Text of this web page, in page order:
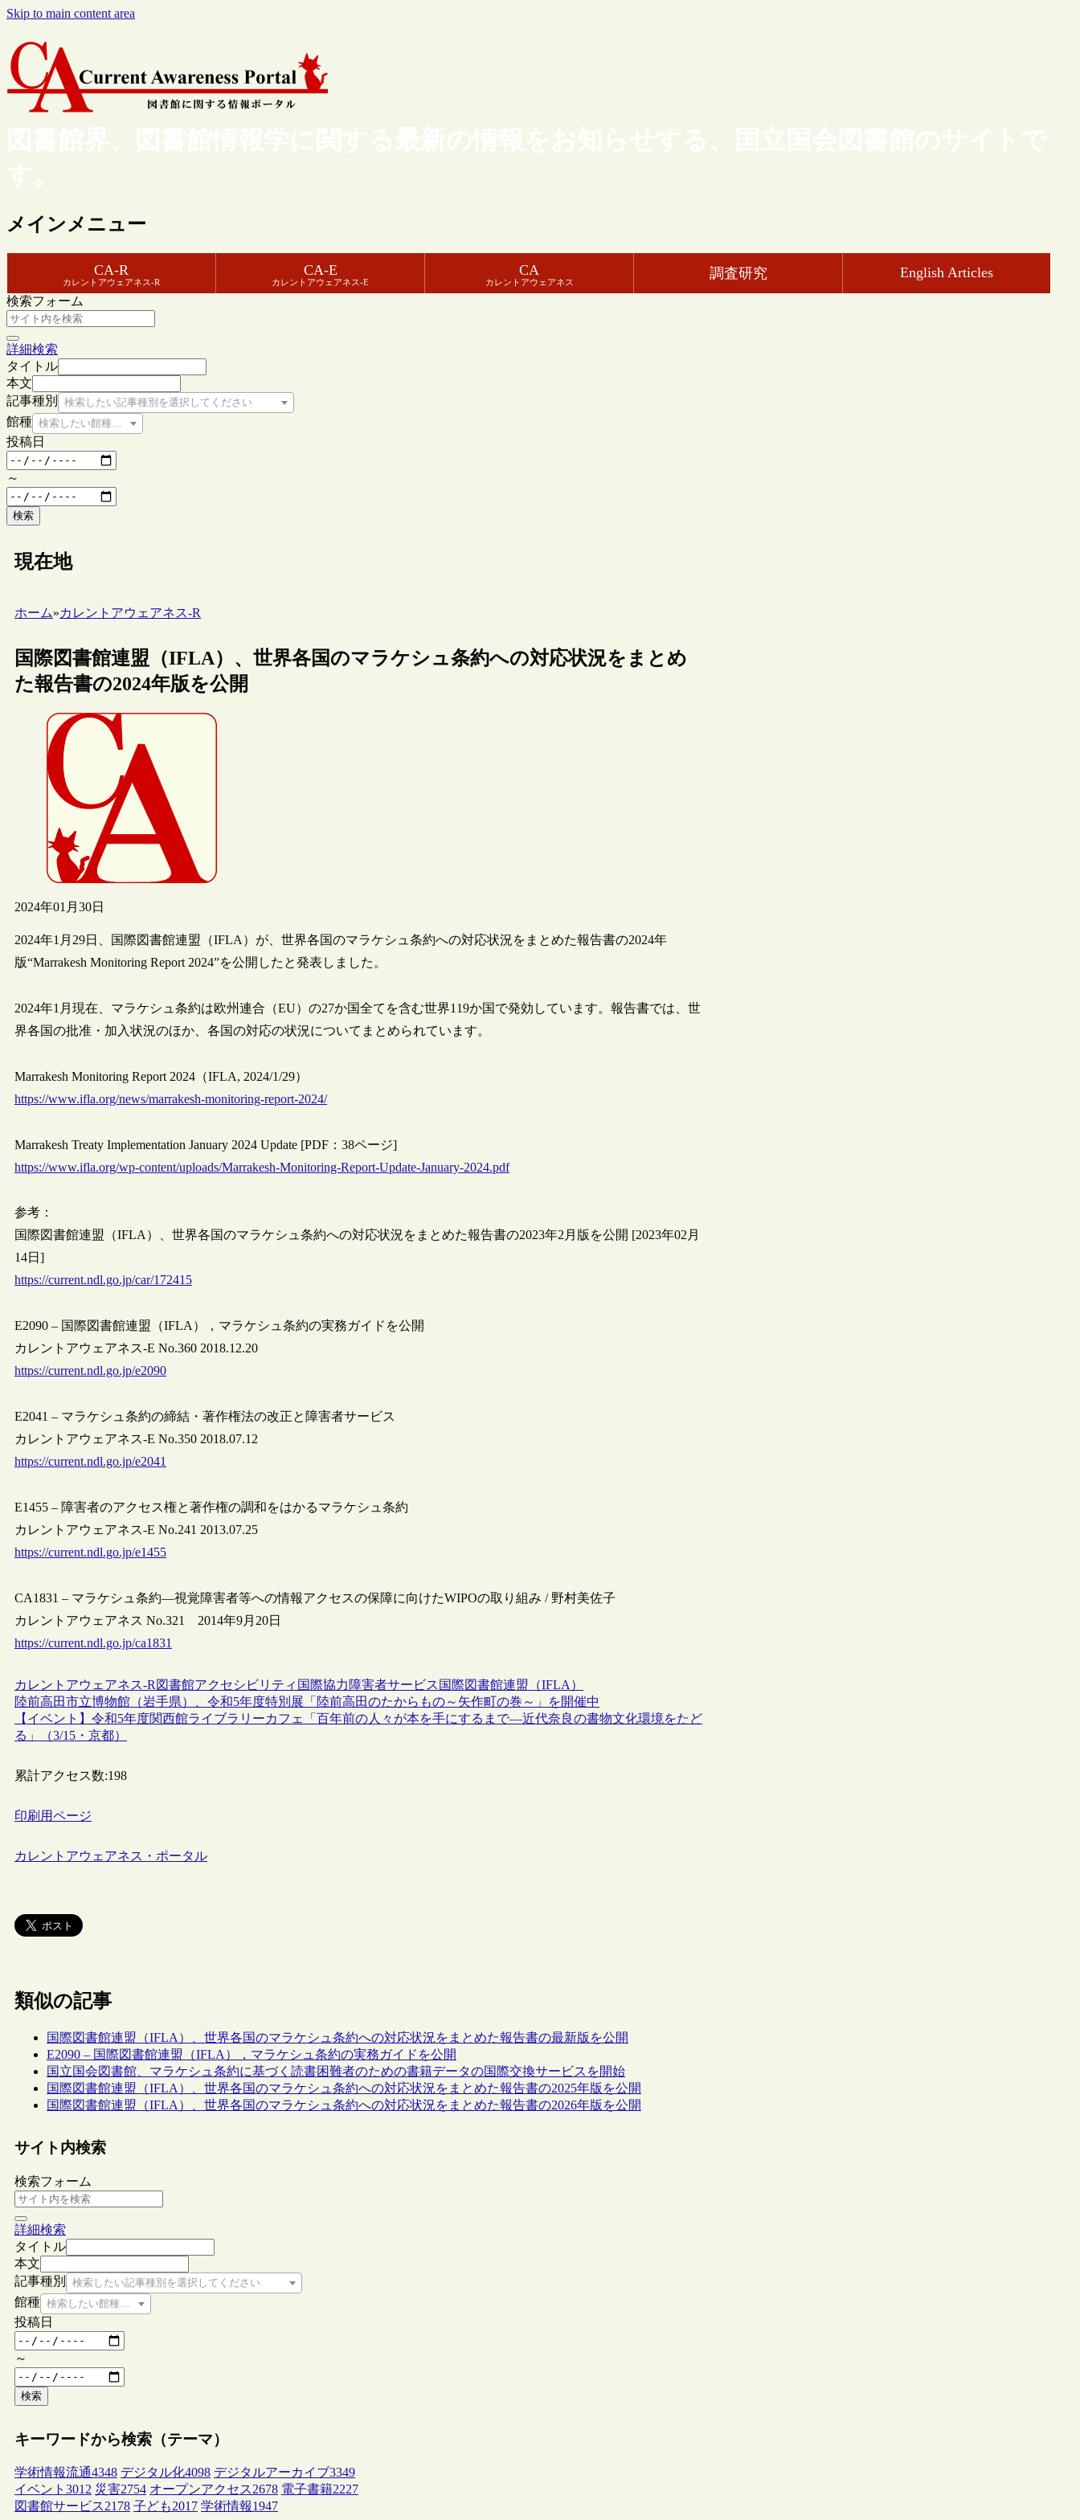
Skip to main content area
図書館界、図書館情報学に関する最新の情報をお知らせする、国立国会図書館のサイトで
す。
メインメニュー
CA-R
カレントアウェアネス-R
CA-E
カレントアウェアネス-E
CA
カレントアウェアネス
調査研究 English Articles
検索フォーム
詳細検索
タイトル
本文
記事種別
検索したい記事種別を選択してください
館種 検索したい館種を選択してください
投稿日
～
検索
現在地
ホーム»カレントアウェアネス-R
国際図書館連盟（IFLA）、世界各国のマラケシュ条約への対応状況をまとめ
た報告書の2024年版を公開
2024年01月30日
2024年1月29日、国際図書館連盟（IFLA）が、世界各国のマラケシュ条約への対応状況をまとめた報告書の2024年
版“Marrakesh Monitoring Report 2024”を公開したと発表しました。
2024年1月現在、マラケシュ条約は欧州連合（EU）の27か国全てを含む世界119か国で発効しています。報告書では、世
界各国の批准・加入状況のほか、各国の対応の状況についてまとめられています。
Marrakesh Monitoring Report 2024（IFLA, 2024/1/29）
https://www.ifla.org/news/marrakesh-monitoring-report-2024/
Marrakesh Treaty Implementation January 2024 Update [PDF：38ページ]
https://www.ifla.org/wp-content/uploads/Marrakesh-Monitoring-Report-Update-January-2024.pdf
参考：
国際図書館連盟（IFLA）、世界各国のマラケシュ条約への対応状況をまとめた報告書の2023年2月版を公開 [2023年02月
14日]
https://current.ndl.go.jp/car/172415
E2090 – 国際図書館連盟（IFLA），マラケシュ条約の実務ガイドを公開
カレントアウェアネス-E No.360 2018.12.20
https://current.ndl.go.jp/e2090
E2041 – マラケシュ条約の締結・著作権法の改正と障害者サービス
カレントアウェアネス-E No.350 2018.07.12
https://current.ndl.go.jp/e2041
E1455 – 障害者のアクセス権と著作権の調和をはかるマラケシュ条約
カレントアウェアネス-E No.241 2013.07.25
https://current.ndl.go.jp/e1455
CA1831 – マラケシュ条約―視覚障害者等への情報アクセスの保障に向けたWIPOの取り組み / 野村美佐子
カレントアウェアネス No.321 2014年9月20日
https://current.ndl.go.jp/ca1831
カレントアウェアネス-R 図書館アクセシビリティ 国際協力障害者サービス 国際図書館連盟（IFLA）
陸前高田市立博物館（岩手県）、令和5年度特別展「陸前高田のたからもの～矢作町の巻～」を開催中
【イベント】令和5年度関西館ライブラリーカフェ「百年前の人々が本を手にするまで―近代奈良の書物文化環境をたど
る」（3/15・京都）
累計アクセス数:198
印刷用ページ
カレントアウェアネス・ポータル
類似の記事
国際図書館連盟（IFLA）、世界各国のマラケシュ条約への対応状況をまとめた報告書の最新版を公開
E2090 – 国際図書館連盟（IFLA），マラケシュ条約の実務ガイドを公開
国立国会図書館、マラケシュ条約に基づく読書困難者のための書籍データの国際交換サービスを開始
国際図書館連盟（IFLA）、世界各国のマラケシュ条約への対応状況をまとめた報告書の2025年版を公開
国際図書館連盟（IFLA）、世界各国のマラケシュ条約への対応状況をまとめた報告書の2026年版を公開
サイト内検索
検索フォーム
詳細検索
タイトル
本文
記事種別
検索したい記事種別を選択してください
館種 検索したい館種を選択してください
投稿日
～
検索
キーワードから検索（テーマ）
学術情報流通4348 デジタル化4098 デジタルアーカイブ3349
イベント 3012 災害2754 オープンアクセス2678 電子書籍2227
図書館サービス2178 子ども2017 学術情報1947